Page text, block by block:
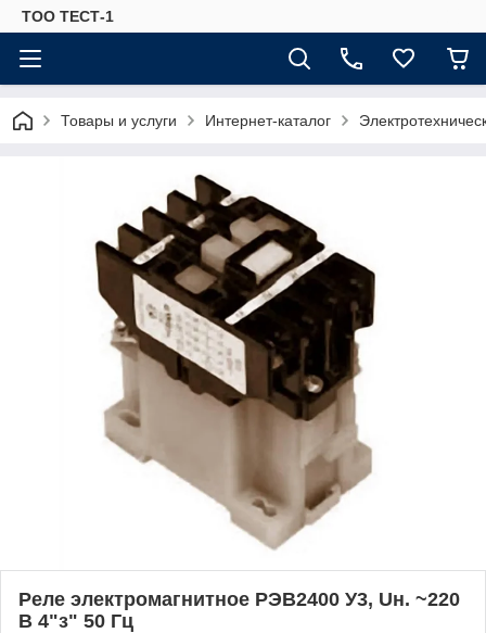
ТОО ТЕСТ-1
Товары и услуги Интернет-каталог
Реле электромагнитное РЭВ2400 У3, Uн. ~220
В 4"з" 50 Гц